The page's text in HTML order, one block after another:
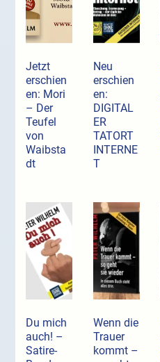
Jetzt
erschien
en: Mori
– Der
Teufel
von
Waibsta
dt
Neu
erschien
en:
DIGITAL
ER
TATORT
INTERNE
T
Du mich
auch! –
Satire-
Wenn die
Trauer
kommt –